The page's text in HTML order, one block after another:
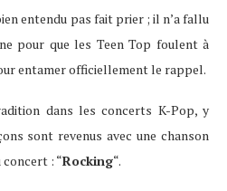
entendu pas fait prier ; il n’a fallu
pour que les Teen Top foulent à
entamer officiellement le rappel.
dans les concerts K-Pop, y
sont revenus avec une chanson
: “Rocking“.